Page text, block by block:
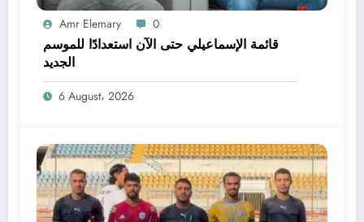
Amr Elemary 0
قائمة الإسماعيلي حتى الآن استعدادًا للموسم
الجديد
6 August، 2026